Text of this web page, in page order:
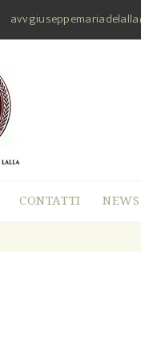
CONTATTI NEWS